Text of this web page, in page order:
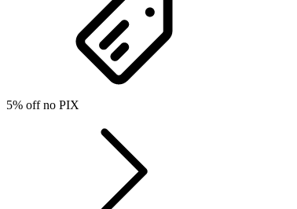
5% off no PIX